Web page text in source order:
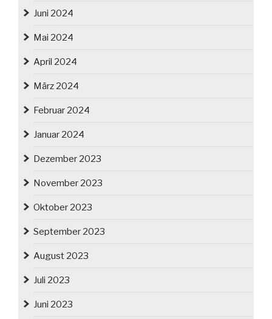
Juni 2024
Mai 2024
April 2024
März 2024
Februar 2024
Januar 2024
Dezember 2023
November 2023
Oktober 2023
September 2023
August 2023
Juli 2023
Juni 2023